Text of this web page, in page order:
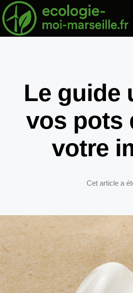
Le guide
vos pots
votre
Cet article a